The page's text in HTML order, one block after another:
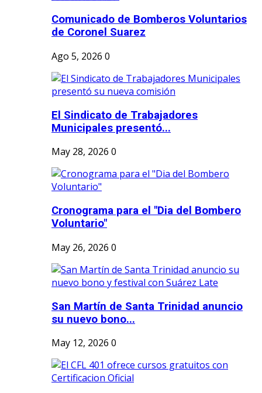
Comunicado de Bomberos Voluntarios
de Coronel Suarez
Ago 5, 2026 0
El Sindicato de Trabajadores
Municipales presentó...
May 28, 2026 0
Cronograma para el "Dia del Bombero
Voluntario"
May 26, 2026 0
San Martín de Santa Trinidad anuncio
su nuevo bono...
May 12, 2026 0